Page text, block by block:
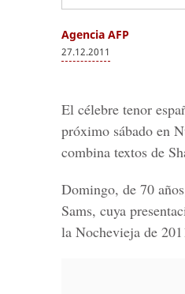
Agencia AFP
27.12.2011
El célebre tenor
próximo sábado en
combina textos de
Domingo, de 70
Sams, cuya
la Nochevieja de